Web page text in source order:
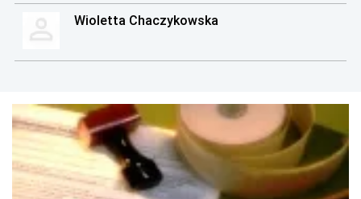
Wioletta Chaczykowska